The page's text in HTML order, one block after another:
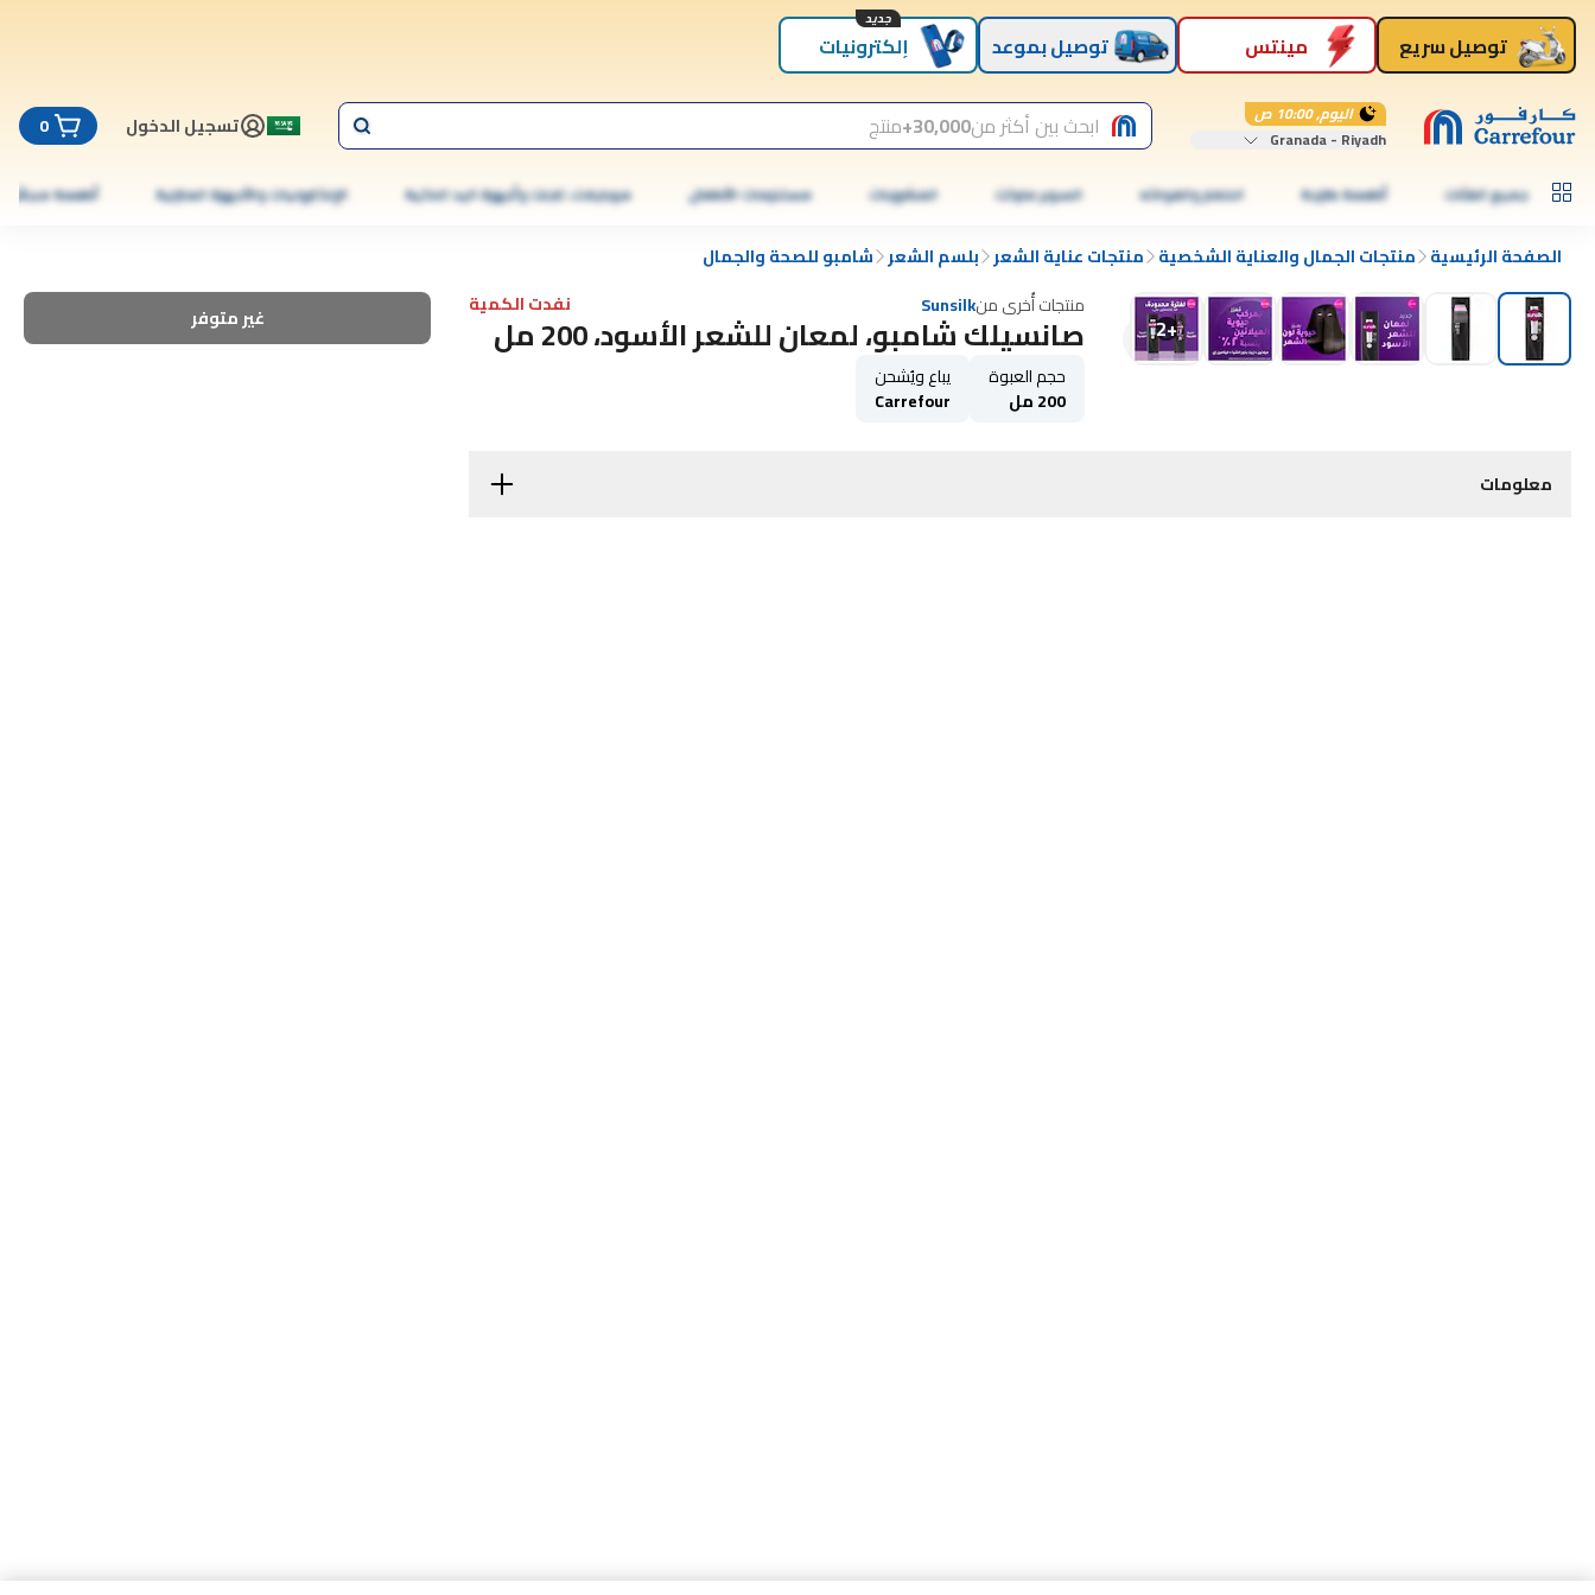
توصيل سريع مينتس توصيل بموعد إلكترونيات
جديد
اليوم, 10:00 ص
Granada - Riyadh
ابحث بين أكثر من30,000+ منتج تسجيل الدخول 0
جميع الفئات أطعمة طازجة الخضار والفواكه السوبر ماركت المشروبات مستلزمات الأطفال موبايلات، تابلت وأجهزة اليد الذكية الإلكترونيات والأجهزة المنزلية أطعمة مجمّدة
الصفحة الرئيسية منتجات الجمال والعناية الشخصية منتجات عناية الشعر بلسم الشعر شامبو للصحة والجمال
+
2
منتجات أُخرى منSunsilk نفدت الكمية
صانسيلك شامبو، لمعان للشعر الأسود، 200 مل
حجم العبوة
200 مل
يباع ويُشحن
Carrefour
غير متوفر
معلومات